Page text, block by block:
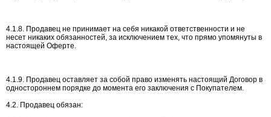
4.1.8. Продавец не принимает на себя никакой ответственности и не
несет никаких обязанностей, за исключением тех, что прямо упомянуты в
настоящей Оферте.
4.1.9. Продавец оставляет за собой право изменять настоящий Договор в
одностороннем порядке до момента его заключения с Покупателем.
4.2. Продавец обязан: